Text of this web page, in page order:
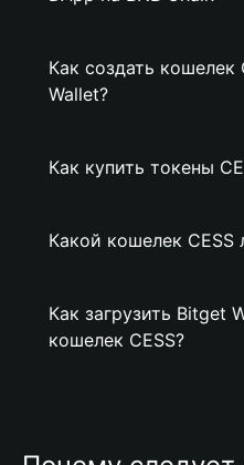
Как создать кошелек
Wallet?
Как купить токены
Какой кошелек CESS
Как загрузить Bitget
кошелек CESS?